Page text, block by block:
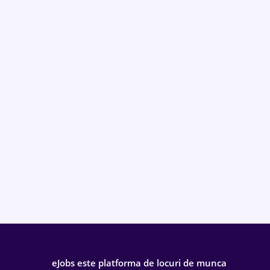
eJobs este platforma de locuri de munca